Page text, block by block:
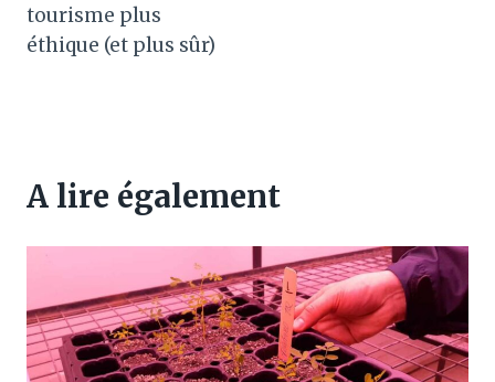
tourisme plus
éthique (et plus sûr)
A lire également